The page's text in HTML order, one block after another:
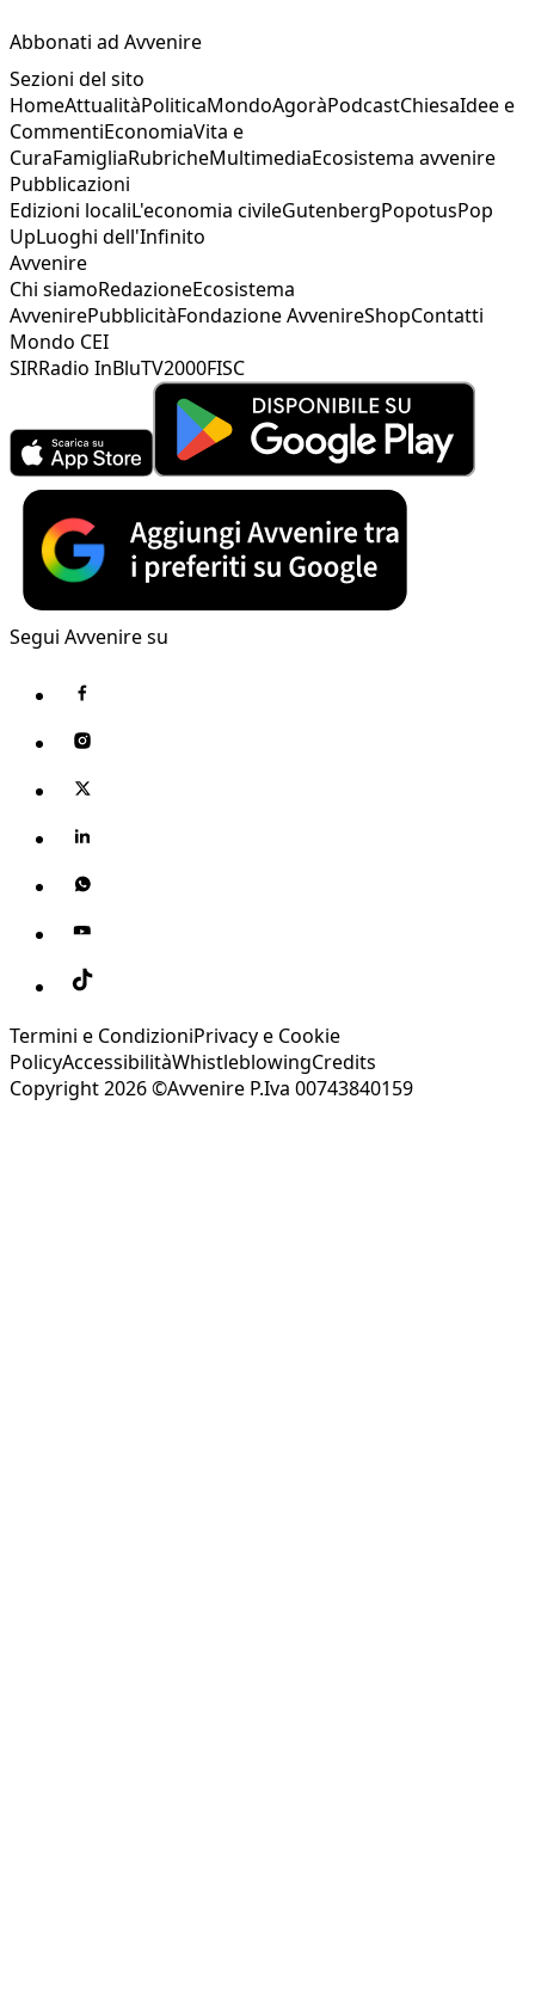
Abbonati ad Avvenire
Sezioni del sito
HomeAttualitàPoliticaMondoAgoràPodcastChiesaIdee e
CommentiEconomiaVita e
CuraFamigliaRubricheMultimediaEcosistema avvenire
Pubblicazioni
Edizioni localiL'economia civileGutenbergPopotusPop
UpLuoghi dell'Infinito
Avvenire
Chi siamoRedazioneEcosistema
AvvenirePubblicitàFondazione AvvenireShopContatti
Mondo CEI
SIRRadio InBluTV2000FISC
Segui Avvenire su
Termini e CondizioniPrivacy e Cookie
PolicyAccessibilitàWhistleblowingCredits
Copyright 2026 ©Avvenire P.Iva 00743840159